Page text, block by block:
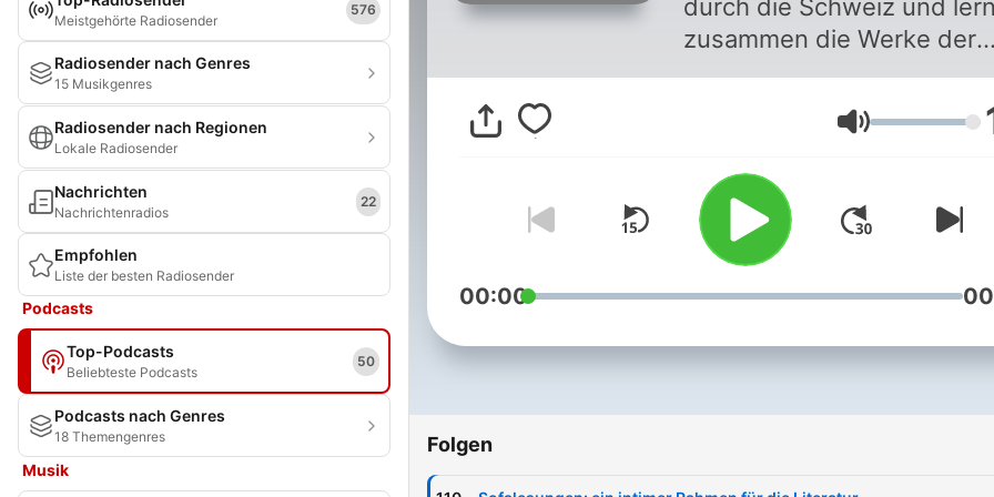
Meistgehörte Radiosender
576
Radiosender nach Genres
15 Musikgenres
Radiosender nach Regionen
Lokale Radiosender
Nachrichten
Nachrichtenradios
22
Empfohlen
Liste der besten Radiosender
Podcasts
Top-Podcasts
Beliebteste Podcasts
50
Podcasts nach Genres
18 Themengenres
Musik
durch die Schweiz und
zusammen die Werke der
Preisträgerinnen und
Preisträger der Schweizer
Literaturpreise kennen.
Reise ist eine Begegnung,
Entdeckung von Texten
Büchern, ein Erlebnis in
anderen Welt, zusammen
der Autorin oder dem
voyage en Suisse, pour
œuvres des lauréat.e.s
Chaque voyage une
Lautstärke
00:00
Folgen